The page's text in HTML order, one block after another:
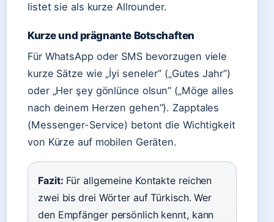
listet sie als kurze Allrounder.
Kurze und prägnante Botschaften
Für WhatsApp oder SMS bevorzugen viele
kurze Sätze wie „İyi seneler” („Gutes Jahr”)
oder „Her şey gönlünce olsun” („Möge alles
nach deinem Herzen gehen”). Zapptales
(Messenger-Service) betont die Wichtigkeit
von Kürze auf mobilen Geräten.
Fazit: Für allgemeine Kontakte reichen
zwei bis drei Wörter auf Türkisch. Wer
den Empfänger persönlich kennt, kann